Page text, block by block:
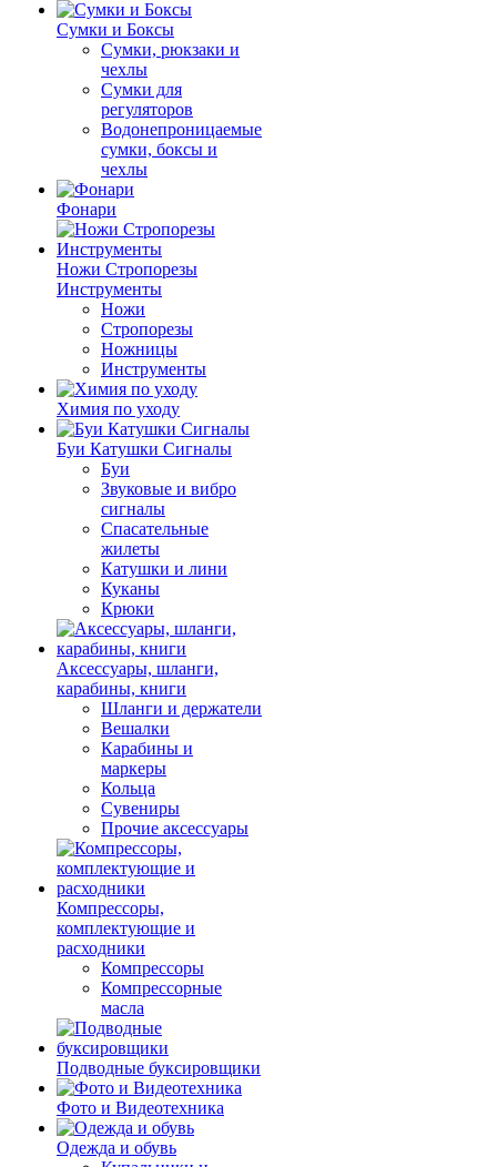
Сумки и Боксы
Сумки, рюкзаки и
чехлы
Сумки для
регуляторов
Водонепроницаемые
сумки, боксы и
чехлы
Фонари
Ножи Стропорезы
Инструменты
Ножи
Стропорезы
Ножницы
Инструменты
Химия по уходу
Буи Катушки Сигналы
Буи
Звуковые и вибро
сигналы
Спасательные
жилеты
Катушки и лини
Куканы
Крюки
Аксессуары, шланги,
карабины, книги
Шланги и держатели
Вешалки
Карабины и
маркеры
Кольца
Сувениры
Прочие аксессуары
Компрессоры,
комплектующие и
расходники
Компрессоры
Компрессорные
масла
Подводные буксировщики
Фото и Видеотехника
Одежда и обувь